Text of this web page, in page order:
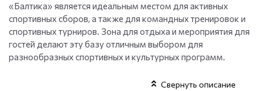
«Балтика» является идеальным местом для активных
спортивных сборов, а также для командных тренировок и
спортивных турниров. Зона для отдыха и мероприятия для
гостей делают эту базу отличным выбором для
разнообразных спортивных и культурных программ.
Свернуть описание